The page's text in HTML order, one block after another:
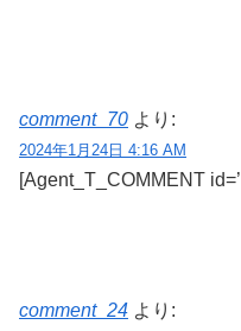
comment_70 より:
2024年1月24日 4:16 AM
[Agent_T_COMMENT
comment_24 より: